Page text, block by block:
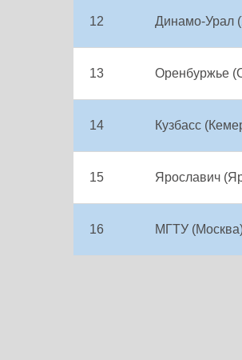
12 Динамо-Урал
13 Оренбуржье
14 Кузбасс
15 Ярославич
16 МГТУ